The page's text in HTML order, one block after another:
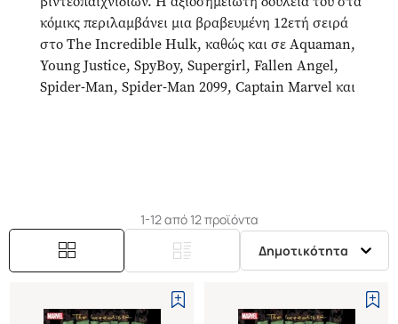
κόμικς περιλαμβάνει μια βραβευμένη 12ετή σειρά
στο The Incredible Hulk, καθώς και σε Aquaman,
Young Justice, SpyBoy, Supergirl, Fallen Angel,
Spider-Man, Spider-Man 2099, Captain Marvel και
1-12 από 12 προϊόντα
Δημοτικότητα